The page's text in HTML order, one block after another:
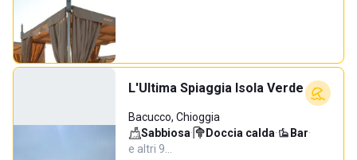
L'Ultima Spiaggia Isola Verde
Bacucco, Chioggia
Sabbiosa· Doccia calda· Bar·
e altri 9…